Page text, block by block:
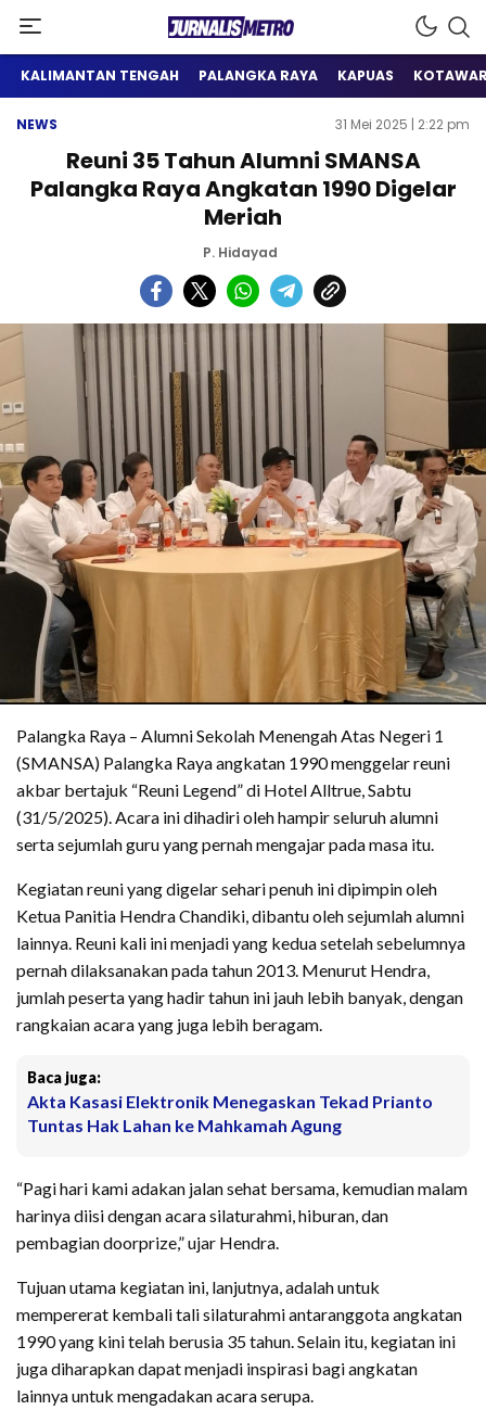
Jurnalis Metro
Satu Wadah Informasi
KALIMANTAN TENGAH PALANGKA RAYA KAPUAS
NEWS 31 Mei 2025 | 2:22 pm
Reuni 35 Tahun Alumni SMANSA
Palangka Raya Angkatan 1990 Digelar
Meriah
P. Hidayad
Palangka Raya – Alumni Sekolah Menengah Atas Negeri 1
(SMANSA) Palangka Raya angkatan 1990 menggelar reuni
akbar bertajuk “Reuni Legend” di Hotel Alltrue, Sabtu
(31/5/2025). Acara ini dihadiri oleh hampir seluruh alumni
serta sejumlah guru yang pernah mengajar pada masa itu.
Kegiatan reuni yang digelar sehari penuh ini dipimpin oleh
Ketua Panitia Hendra Chandiki, dibantu oleh sejumlah alumni
lainnya. Reuni kali ini menjadi yang kedua setelah sebelumnya
pernah dilaksanakan pada tahun 2013. Menurut Hendra,
jumlah peserta yang hadir tahun ini jauh lebih banyak, dengan
rangkaian acara yang juga lebih beragam.
Baca juga:
Akta Kasasi Elektronik Menegaskan Tekad Prianto
Tuntas Hak Lahan ke Mahkamah Agung
“Pagi hari kami adakan jalan sehat bersama, kemudian malam
harinya diisi dengan acara silaturahmi, hiburan, dan
pembagian doorprize,” ujar Hendra.
Tujuan utama kegiatan ini, lanjutnya, adalah untuk
mempererat kembali tali silaturahmi antaranggota angkatan
1990 yang kini telah berusia 35 tahun. Selain itu, kegiatan ini
juga diharapkan dapat menjadi inspirasi bagi angkatan
lainnya untuk mengadakan acara serupa.